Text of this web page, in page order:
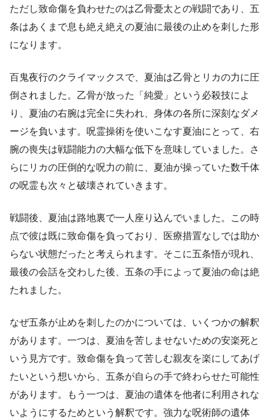
ただし致命傷を負わせたのは乙骨憂太との戦闘であり、五
条はあくまで息も絶え絶えの夏油に最後の止めを刺した形
になります。
百鬼夜行のクライマックスで、夏油は乙骨とリカの力に圧
倒されました。乙骨が放った「純愛」という必殺技によ
り、夏油の右腕は完全に失われ、身体の各所に深刻なダメ
ージを負います。呪霊操術を使いこなす夏油にとって、右
腕の喪失は戦闘能力の大幅な低下を意味していました。さ
らにリカの圧倒的な呪力の前に、夏油が操っていた数千体
の呪霊も次々と破壊されていきます。
戦闘後、夏油は路地裏で一人座り込んでいました。この時
点で彼は既に致命傷を負っており、医療措置なしでは助か
らない状態だったと考えられます。そこに五条悟が現れ、
最後の会話を交わした後、五条の手によって夏油の命は絶
たれました。
なぜ五条が止めを刺したのかについては、いくつかの解釈
があります。一つは、夏油を苦しませないための安楽死と
いう見方です。致命傷を負って苦しむ親友を楽にしてあげ
たいという想いから、五条が自らの手で終わらせた可能性
があります。もう一つは、夏油の遺体を他者に利用されな
いようにするためという解釈です。強力な呪術師の遺体